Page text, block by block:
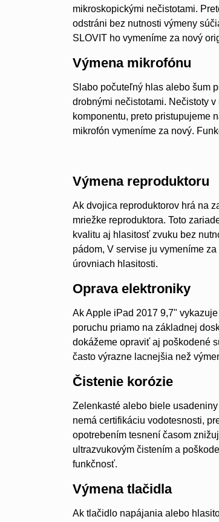
mikroskopickými nečistotami.
odstráni bez nutnosti výmeny
SLOVIT ho vymeníme za nový
Výmena mikrofónu
Slabo počuteľný hlas alebo šum
drobnými nečistotami. Nečistoty
komponentu, preto pristupujeme
mikrofón vymeníme za nový.
Výmena reproduktoru
Ak dvojica reproduktorov hrá na
mriežke reproduktora. Toto
kvalitu aj hlasitosť zvuku bez
pádom, V servise ju vymeníme
úrovniach hlasitosti.
Oprava elektroniky
Ak Apple iPad 2017 9,7"
poruchu priamo na základnej
dokážeme opraviť aj poškodené
často výrazne lacnejšia než
Čistenie korózie
Zelenkasté alebo biele
nemá certifikáciu vodotesnosti,
opotrebením tesnení časom
ultrazvukovým čistením a
funkčnosť.
Výmena tlačidla
Ak tlačidlo napájania alebo